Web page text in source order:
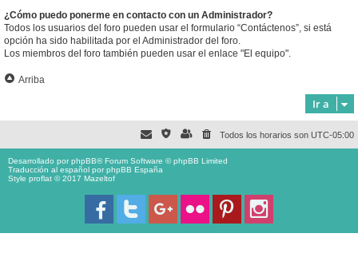
¿Cómo puedo ponerme en contacto con un Administrador?
Todos los usuarios del foro pueden usar el formulario “Contáctenos”, si está
opción ha sido habilitada por el Administrador del foro.
Los miembros del foro también pueden usar el enlace "El equipo".
Arriba
Ir a
Todos los horarios son UTC-05:00
Desarrollado porphpBB® Forum Software © phpBB Limited
Traducción al español porphpBB España
Style proflat © 2017 Mazeltof